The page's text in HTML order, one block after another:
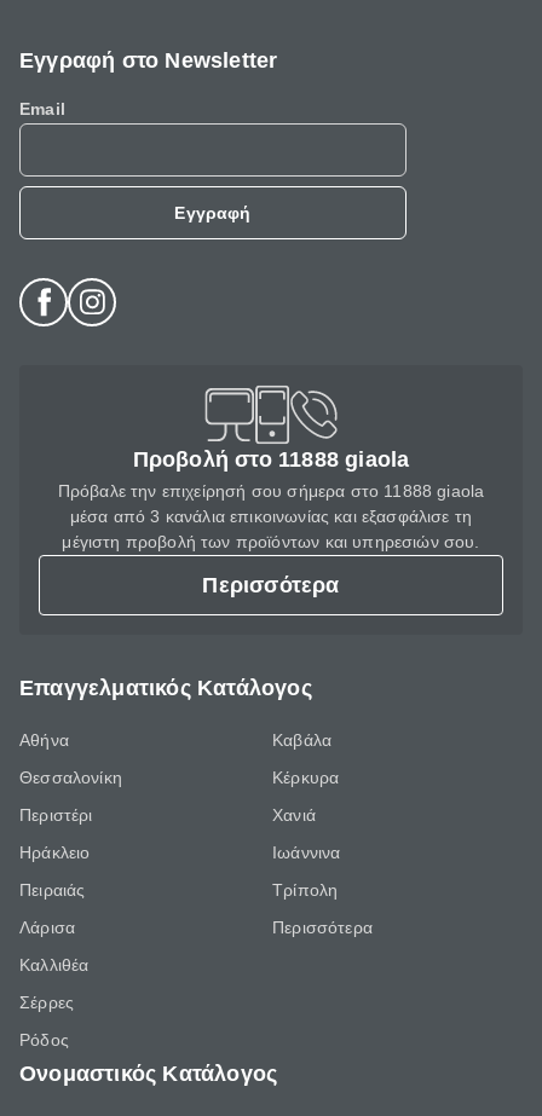
Εγγραφή στο Newsletter
Email
Εγγραφή
Προβολή στο 11888 giaola
Πρόβαλε την επιχείρησή σου σήμερα στο 11888 giaola
μέσα από 3 κανάλια επικοινωνίας και εξασφάλισε τη
μέγιστη προβολή των προϊόντων και υπηρεσιών σου.
Περισσότερα
Επαγγελματικός Κατάλογος
Αθήνα
Θεσσαλονίκη
Περιστέρι
Ηράκλειο
Πειραιάς
Λάρισα
Καλλιθέα
Σέρρες
Ρόδος
Καβάλα
Κέρκυρα
Χανιά
Ιωάννινα
Τρίπολη
Περισσότερα
Ονομαστικός Κατάλογος